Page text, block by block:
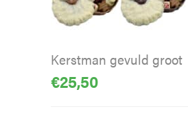
Kerstman gevuld groot
€25,50